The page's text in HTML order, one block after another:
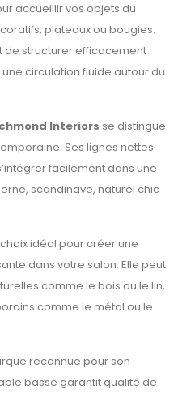
accueillir vos objets du
plateaux ou bougies.
de structurer efficacement
circulation fluide autour du
Interiors se distingue
Ses lignes nettes
facilement dans une
scandinave, naturel chic
idéal pour créer une
dans votre salon. Elle peut
comme le bois ou le lin,
comme le métal ou le
reconnue pour son
basse garantit qualité de